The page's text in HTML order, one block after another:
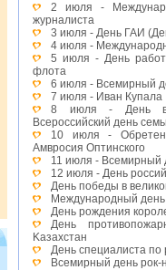
2 июля -
журналиста
3 июля - День ГАИ
4 июля -
5 июля - День
флота
6 июля - Всемирный
7 июля - Иван Купала
8 июля - День
Всероссийский день
10 июля -
Амвросия Оптинского
11 июля - Всемирный
12 июля - День
День победы в
Международный
День рождения
День
Kазахстан
День специалиста по
Всемирный день рок-